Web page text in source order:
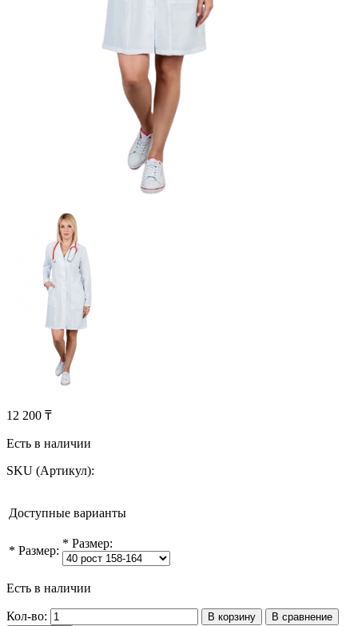
12 200 ₸
Есть в наличии
SKU (Артикул):
Доступные варианты
* Размер:
* Размер:
Есть в наличии
Кол-во: В корзину
В сравнение